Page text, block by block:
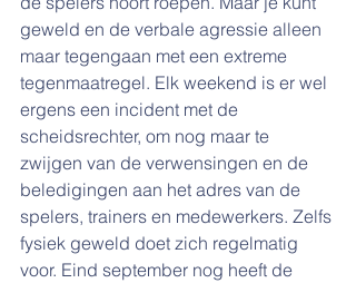
geweld en de verbale agressie alleen
maar tegengaan met een extreme
tegenmaatregel. Elk weekend is er wel
ergens een incident met de
scheidsrechter, om nog maar te
zwijgen van de verwensingen en de
beledigingen aan het adres van de
spelers, trainers en medewerkers. Zelfs
fysiek geweld doet zich regelmatig
voor. Eind september nog heeft de